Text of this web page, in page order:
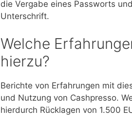
die Vergabe eines Passworts
Unterschrift.
Welche
hierzu?
Berichte von Erfahrungen mit
und Nutzung von Cashpresso.
hierdurch Rücklagen von 1.500